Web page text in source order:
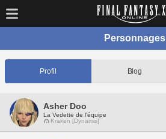
Personnages
Profil Blog
Asher Doo
La Vedette de l'équipe
Kraken [Dynamis]